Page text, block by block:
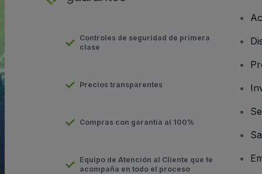
Controles de seguridad de primera
clase
Precios transparentes
Compras con garantía al 100%
Equipo de Atención al Cliente que te
acompaña en todo el proceso